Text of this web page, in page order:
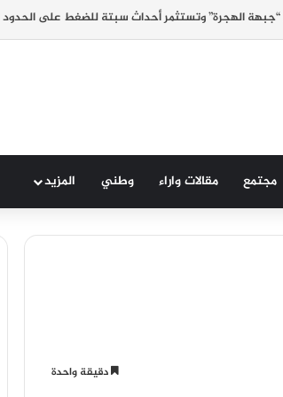
“جبهة الهجرة” وتستثمر أحداث سبتة للضغط على
مجتمع مقالات واراء وطني المزيد
دقيقة واحدة